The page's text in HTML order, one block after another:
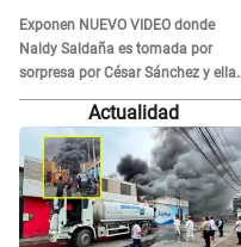
Exponen NUEVO VIDEO donde
Naldy Saldaña es tomada por
sorpresa por César Sánchez y ella
evidencia su REACCIÓN: Le agarró
Actualidad